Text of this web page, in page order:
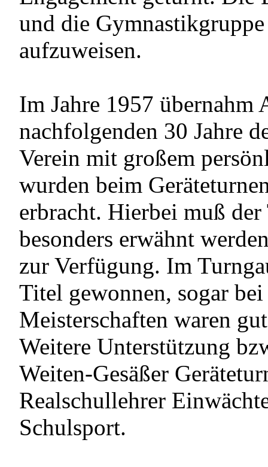
und die
aufzuweisen.
Im Jahre 1957
nachfolgenden 30 Jahre
Verein mit großem
wurden beim
erbracht. Hierbei muß
besonders erwähnt
zur Verfügung. Im
Titel gewonnen, sogar bei
Meisterschaften waren
Weitere Unterstützung
Weiten-Gesäßer
Realschullehrer
Schulsport.